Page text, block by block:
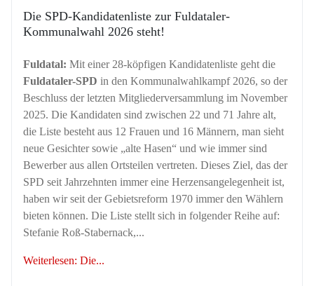
Die SPD-Kandidatenliste zur Fuldataler-
Kommunalwahl 2026 steht!
Fuldatal: Mit einer 28-köpfigen Kandidatenliste geht die
Fuldataler-SPD in den Kommunalwahlkampf 2026, so der
Beschluss der letzten Mitgliederversammlung im November
2025. Die Kandidaten sind zwischen 22 und 71 Jahre alt,
die Liste besteht aus 12 Frauen und 16 Männern, man sieht
neue Gesichter sowie „alte Hasen“ und wie immer sind
Bewerber aus allen Ortsteilen vertreten. Dieses Ziel, das der
SPD seit Jahrzehnten immer eine Herzensangelegenheit ist,
haben wir seit der Gebietsreform 1970 immer den Wählern
bieten können. Die Liste stellt sich in folgender Reihe auf:
Stefanie Roß-Stabernack,...
Weiterlesen: Die...